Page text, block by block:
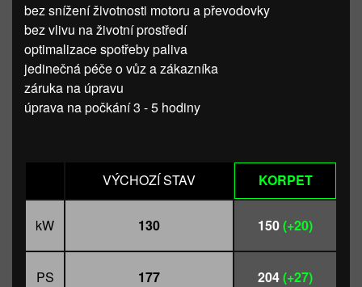
bez snížení životnosti motoru a převodovky
bez vlivu na životní prostředí
optimalizace spotřeby paliva
jedinečná péče o vůz a zákazníka
záruka na úpravu
úprava na počkání 3 - 5 hodiny
VÝCHOZÍ STAV KORPET
kW 130 150(+20)
PS 177 204(+27)